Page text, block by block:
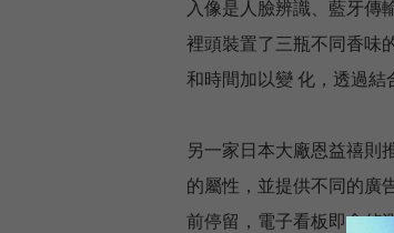
入像是人臉辨識、藍牙傳
裡頭裝置了三瓶不同香味
和時間加以變 化，透過結
另一家日本大廠恩益禧則
的屬性，並提供不同的廣
前停留，電子看板即會偵